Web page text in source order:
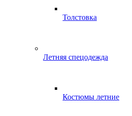
Толстовка
Летняя спецодежда
Костюмы летние